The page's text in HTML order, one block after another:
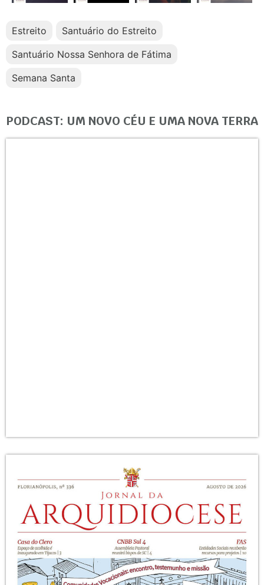
Estreito
Santuário do Estreito
Santuário Nossa Senhora de Fátima
Semana Santa
PODCAST: UM NOVO CÉU E UMA NOVA TERRA